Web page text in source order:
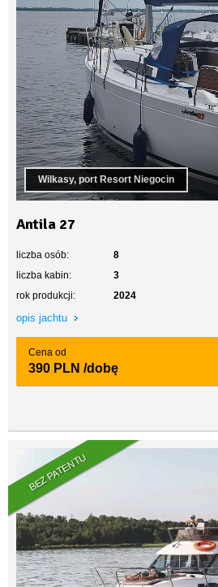
Wilkasy, port Resort Niegocin
Antila 27
liczba osób:
8
liczba kabin:
3
rok produkcji:
2024
opis jachtu
Cena od
390 PLN /dobę
BEZ PATENTU